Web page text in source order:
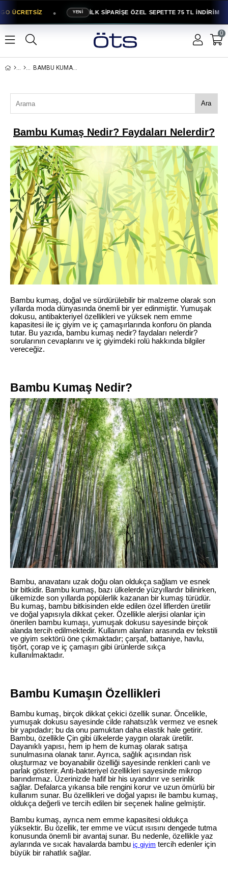
ÜCRETSİZ YENİ İLK SİPARİŞE ÖZEL SEPETTE 75 TL İNDİRİM
0
BAMBU KUMAŞ NEDIR? FAYDALARI NELERDIR?
Ara
Bambu Kumaş Nedir? Faydaları Nelerdir?
Bambu kumaş, doğal ve sürdürülebilir bir malzeme olarak son
yıllarda moda dünyasında önemli bir yer edinmiştir. Yumuşak
dokusu, antibakteriyel özellikleri ve yüksek nem emme
kapasitesi ile iç giyim ve iç çamaşırlarında konforu ön planda
tutar. Bu yazıda, bambu kumaş nedir? faydaları nelerdir?
sorularının cevaplarını ve iç giyimdeki rolü hakkında bilgiler
vereceğiz.
Bambu Kumaş Nedir?
Bambu, anavatanı uzak doğu olan oldukça sağlam ve esnek
bir bitkidir. Bambu kumaş, bazı ülkelerde yüzyıllardır bilinirken,
ülkemizde son yıllarda popülerlik kazanan bir kumaş türüdür.
Bu kumaş, bambu bitkisinden elde edilen özel liflerden üretilir
ve doğal yapısıyla dikkat çeker. Özellikle alerjisi olanlar için
önerilen bambu kumaşı, yumuşak dokusu sayesinde birçok
alanda tercih edilmektedir. Kullanım alanları arasında ev tekstili
ve giyim sektörü öne çıkmaktadır; çarşaf, battaniye, havlu,
tişört, çorap ve iç çamaşırı gibi ürünlerde sıkça
kullanılmaktadır.
Bambu Kumaşın Özellikleri
Bambu kumaş, birçok dikkat çekici özellik sunar. Öncelikle,
yumuşak dokusu sayesinde cilde rahatsızlık vermez ve esnek
bir yapıdadır; bu da onu pamuktan daha elastik hale getirir.
Bambu, özellikle Çin gibi ülkelerde yaygın olarak üretilir.
Dayanıklı yapısı, hem ip hem de kumaş olarak satışa
sunulmasına olanak tanır. Ayrıca, sağlık açısından risk
oluşturmaz ve boyanabilir özelliği sayesinde renkleri canlı ve
parlak gösterir. Anti-bakteriyel özellikleri sayesinde mikrop
barındırmaz. Üzerinizde hafif bir his uyandırır ve serinlik
sağlar. Defalarca yıkansa bile rengini korur ve uzun ömürlü bir
kullanım sunar. Bu özellikleri ve doğal yapısı ile bambu kumaş,
oldukça değerli ve tercih edilen bir seçenek haline gelmiştir.
Bambu kumaş, ayrıca nem emme kapasitesi oldukça
yüksektir. Bu özellik, ter emme ve vücut ısısını dengede tutma
konusunda önemli bir avantaj sunar. Bu nedenle, özellikle yaz
aylarında ve sıcak havalarda bambu iç giyim tercih edenler için
büyük bir rahatlık sağlar.